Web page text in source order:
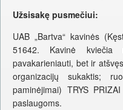
Užsisakę pusmečiui:
UAB „Bartva“ kavinės
51642. Kavinė
pavakarieniauti, bet ir
organizacijų sukaktis;
paminėjimai) TRYS
paslaugoms.